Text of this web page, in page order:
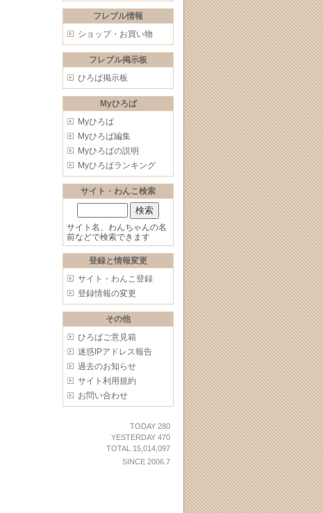
フレブル情報
ショップ・お買い物
フレブル掲示板
ひろば掲示板
Myひろば
Myひろば
Myひろば編集
Myひろばの説明
Myひろばランキング
サイト・わんこ検索
サイト名、わんちゃんの名
前などで検索できます
登録と情報変更
サイト・わんこ登録
登録情報の変更
その他
ひろばご意見箱
迷惑IPアドレス報告
過去のお知らせ
サイト利用規約
お問い合わせ
TODAY 280
YESTERDAY 470
TOTAL 15,014,097
SINCE 2006.7